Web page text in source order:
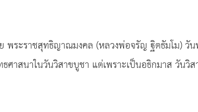
พระราชสุทธิญาณมงคล (หลวงพ่อจรัญ ฐิตธัมโม)
ศาสนาในวันวิสาขบูชา แต่เพราะเป็นอธิกมาส วันวิ